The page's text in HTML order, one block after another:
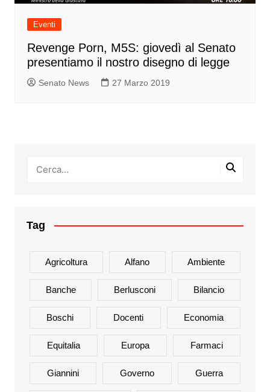
Eventi
Revenge Porn, M5S: giovedì al Senato
presentiamo il nostro disegno di legge
Senato News 27 Marzo 2019
Tag
Agricoltura Alfano Ambiente
Banche Berlusconi Bilancio
Boschi Docenti Economia
Equitalia Europa Farmaci
Giannini Governo Guerra